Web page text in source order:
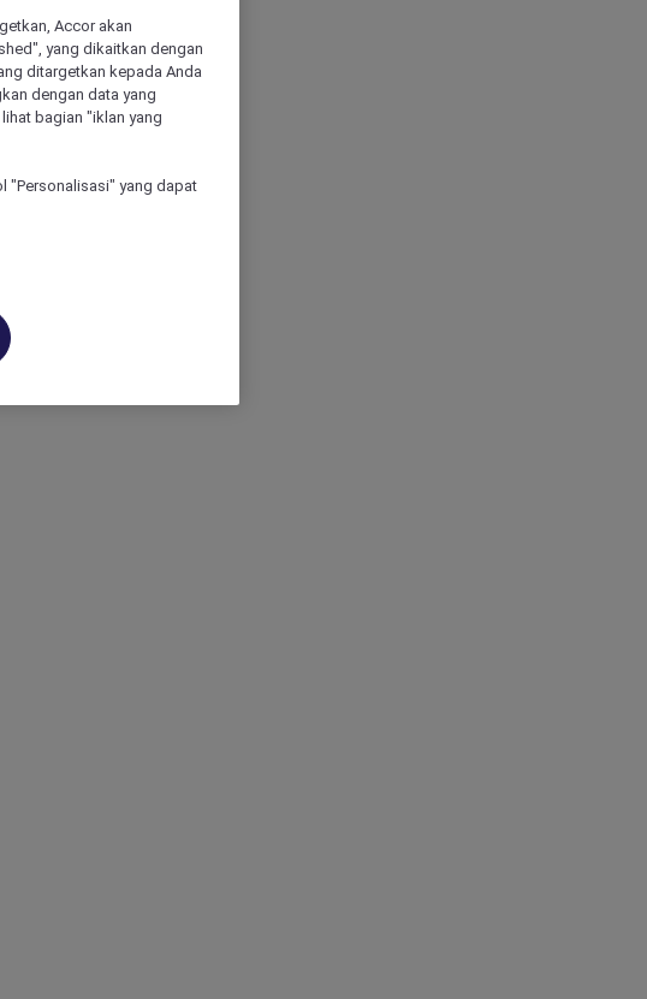
Accor akan
yang dikaitkan dengan
ditargetkan kepada Anda
dengan data yang
bagian "iklan yang
"Personalisasi" yang dapat